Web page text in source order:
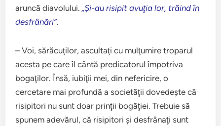
aruncă diavolului.„Şi-au risipit avuţia lor, trăind în
desfrânări”.
– Voi, sărăcuţilor, ascultaţi cu mulţumire troparul
acesta pe care îl cântă predicatorul împotriva
bogaţilor. Însă, iubiţii mei, din nefericire, o
cercetare mai profundă a societăţii dovedeşte că
risipitori nu sunt doar prinţii bogăţiei. Trebuie să
spunem adevărul, că risipitori şi desfrânaţi sunt